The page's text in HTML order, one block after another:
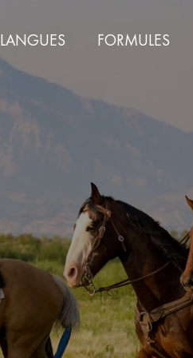
LANGUES FORMULES